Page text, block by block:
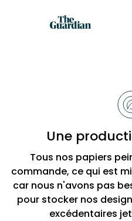
BobbiUne
Tous nos papiers
commande, ce qui est
car nous n'avons pas
pour stocker nos
excédentaires